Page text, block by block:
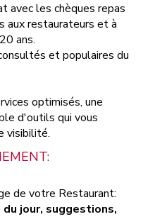
avec les chèques repas
aux restaurateurs et à
ans.
et populaires du
optimisés, une
d'outils qui vous
visibilité.
de votre Restaurant:
jour, suggestions,